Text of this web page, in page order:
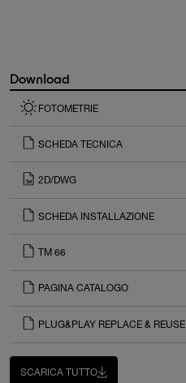
Download
FOTOMETRIE
SCHEDA TECNICA
2D/DWG
SCHEDA INSTALLAZIONE
TM 66
PAGINA CATALOGO
PLUG&PLAY REPLACE & REUSE
SCARICA TUTTO